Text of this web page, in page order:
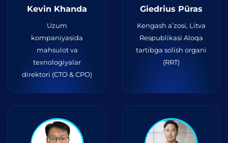
Kevin Khanda
Uzum
kompaniyasida
mahsulot va
texnologiyalar
direktori (CTO & CPO)
Giedrius Pūras
Kengash a’zosi, Litva
Respublikasi Aloqa
tartibga solish organi
(RRT)